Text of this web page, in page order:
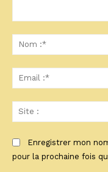
Enregistrer mon
pour la prochaine fois